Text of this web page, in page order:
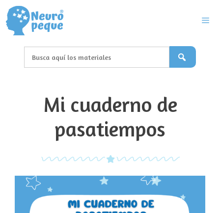
Saltar
al
contenido
Mi cuaderno de
pasatiempos